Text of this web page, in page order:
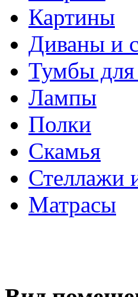
Картины
Диваны и
Тумбы для
Лампы
Полки
Скамья
Стеллажи
Матрасы